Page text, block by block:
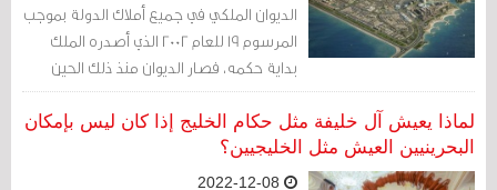
الديوان الملكي في جميع أملاك الدولة بموجب
المرسوم 19 للعام 2002 الذي أصدره الملك
بداية حكمه، فصار الديوان منذ ذلك الحين
ينهب/ يهب/ يبيع بدون حسيب أو رقيب.
لماذا يعيش آل خليفة مثل حكام الخليج إذا كان ليس بإمكان
البحرينيين العيش مثل الخليجيين؟